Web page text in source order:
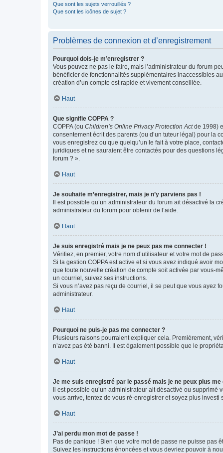
Que sont les sujets verrouillés ?
Que sont les icônes de sujet ?
Problèmes de connexion et d’enregistrement
Pourquoi dois-je m’enregistrer ?
Vous pouvez ne pas le faire, mais l’administrateur du forum
bénéficier de fonctionnalités supplémentaires inaccessibles
création d’un compte est rapide et vivement conseillée.
Haut
Que signifie COPPA ?
COPPA (ou Children’s Online Privacy Protection Actde 1998)
consentement écrit des parents (ou d’un tuteur légal) pour la
vous enregistrez ou que quelqu’un le fait à votre place,
juridiques et ne sauraient être contactés pour des questions
forum ? ».
Haut
Je souhaite m’enregistrer, mais je n’y parviens pas !
Il est possible qu’un administrateur du forum ait désactivé la
administrateur du forum pour obtenir de l’aide.
Haut
Je suis enregistré mais je ne peux pas me connecter !
Vérifiez, en premier, votre nom d’utilisateur et votre mot de
Si la gestion COPPA est active et si vous avez indiqué avoir
que toute nouvelle création de compte soit activée par vous-
un courriel, suivez ses instructions.
Si vous n’avez pas reçu de courriel, il se peut que vous ayez
administrateur.
Haut
Pourquoi ne puis-je pas me connecter ?
Plusieurs raisons pourraient expliquer cela. Premièrement,
n’avez pas été banni. Il est également possible que le
Haut
Je me suis enregistré par le passé mais je ne peux plus me
Il est possible qu’un administrateur ait désactivé ou
vous arrive, tentez de vous ré-enregistrer et soyez plus investi
Haut
J’ai perdu mon mot de passe !
Pas de panique ! Bien que votre mot de passe ne puisse pas
Suivez les instructions énoncées et vous devriez pouvoir à